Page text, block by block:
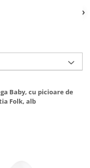
Baby, cu picioare de
Folk, alb